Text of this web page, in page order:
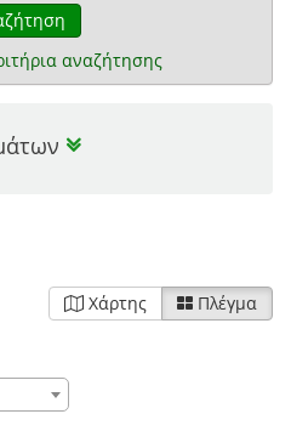
αναζήτησης
Χάρτης Πλέγμα